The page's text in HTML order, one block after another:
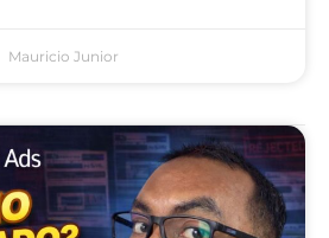
Mauricio Junior